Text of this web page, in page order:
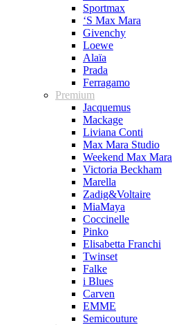
Sportmax
‘S Max Mara
Givenchy
Loewe
Alaïa
Prada
Ferragamo
Premium
Jacquemus
Mackage
Liviana Conti
Max Mara Studio
Weekend Max Mara
Victoria Beckham
Marella
Zadig&Voltaire
MiaMaya
Coccinelle
Pinko
Elisabetta Franchi
Twinset
Falke
i Blues
Carven
EMME
Semicouture